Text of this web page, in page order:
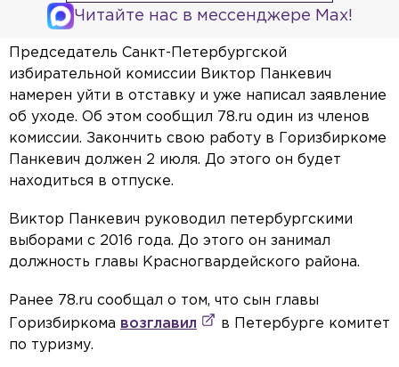
Читайте нас в мессенджере Max!
Председатель Санкт-Петербургской
избирательной комиссии Виктор Панкевич
намерен уйти в отставку и уже написал заявление
об уходе. Об этом сообщил 78.ru один из членов
комиссии. Закончить свою работу в Горизбиркоме
Панкевич должен 2 июля. До этого он будет
находиться в отпуске.
Виктор Панкевич руководил петербургскими
выборами с 2016 года. До этого он занимал
должность главы Красногвардейского района.
Ранее 78.ru сообщал о том, что сын главы
Горизбиркома возглавил
в Петербурге комитет
по туризму.